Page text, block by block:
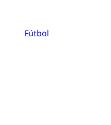
Fútbol